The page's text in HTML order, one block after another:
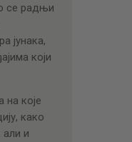
се радњи
јунака,
који
на које
како
и